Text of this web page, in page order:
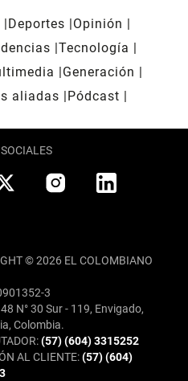
Deportes
Opinión
Tecnología
Generación
aliadas
Pódcast
© 2026 EL COLOMBIANO
3
N° 30 Sur - 119, Envigado,
Colombia.
(57) (604) 3315252
AL CLIENTE:(57) (604)